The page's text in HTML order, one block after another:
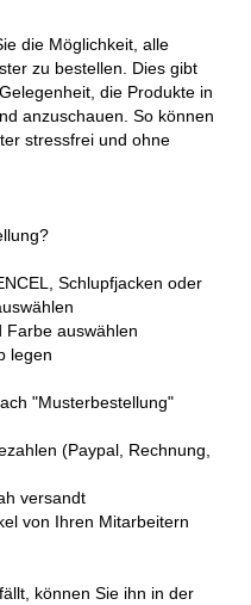
die Möglichkeit, alle
zu bestellen. Dies gibt
die Produkte in
anzuschauen. So können
stressfrei und ohne
Schlupfjacken oder
Farbe auswählen
legen
"Musterbestellung"
(Paypal, Rechnung,
versandt
von Ihren Mitarbeitern
können Sie ihn in der